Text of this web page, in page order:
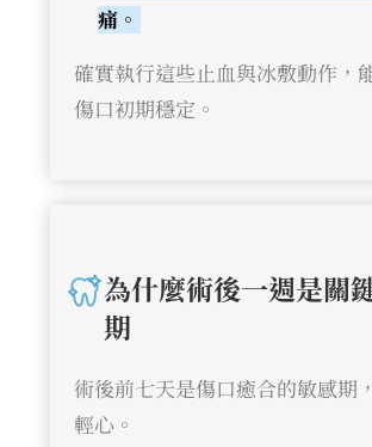
痛。
確實執行這些止血與冰敷動作，
傷口初期穩定。
為什麼術後一週是關
期
術後前七天是傷口癒合的敏感期
輕心。